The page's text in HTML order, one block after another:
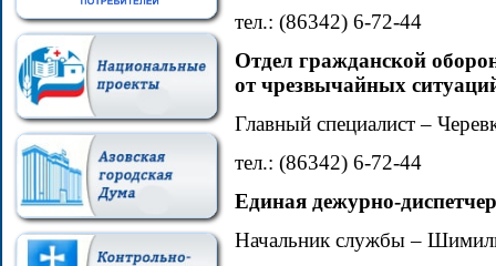
тел.: (86342) 6-72-44
Отдел гражданской
от чрезвычайных
Главный специалист –
тел.: (86342) 6-72-44
Единая дежурно-
Начальник службы –